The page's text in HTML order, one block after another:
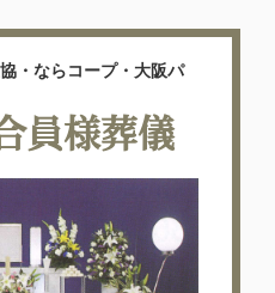
見る
・ならコープ・大阪パ
員様葬儀